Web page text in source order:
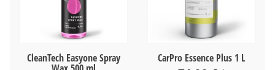
CleanTech Easyone Spray CarPro Essence Plus 1 L